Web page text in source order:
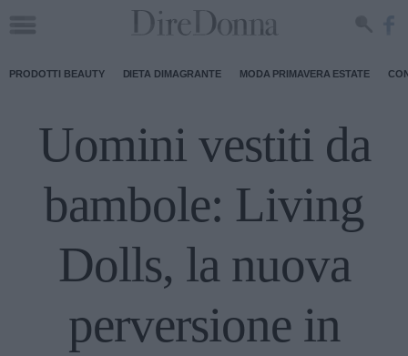
PRODOTTI BEAUTY DIETA DIMAGRANTE MODA PRIMAVERA ESTATE
Uomini vestiti da
bambole: Living
Dolls, la nuova
perversione in